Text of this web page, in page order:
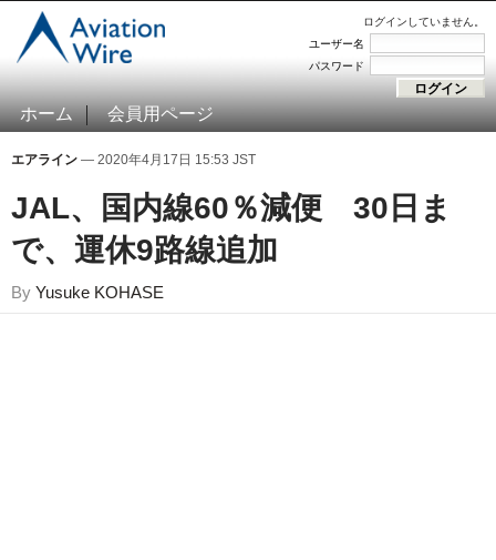
ログインしていません。
ユーザー名
パスワード
ホーム 会員用ページ
エアライン — 2020年4月17日 15:53 JST
JAL、国内線60％減便 30日ま
で、運休9路線追加
By Yusuke KOHASE